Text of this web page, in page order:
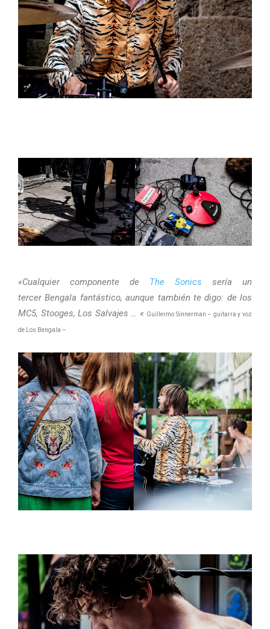
«Cualquier componente de The Sonics sería un
tercer Bengala fantástico, aunque también te digo: de los
MC5, Stooges, Los Salvajes … « Guillermo Sinnerman – guitarra y voz
de Los Bengala –